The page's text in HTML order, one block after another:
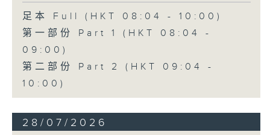
足本 Full (HKT 08:04 - 10:00)
第一部份 Part 1 (HKT 08:04 -
09:00)
第二部份 Part 2 (HKT 09:04 -
10:00)
28/07/2026